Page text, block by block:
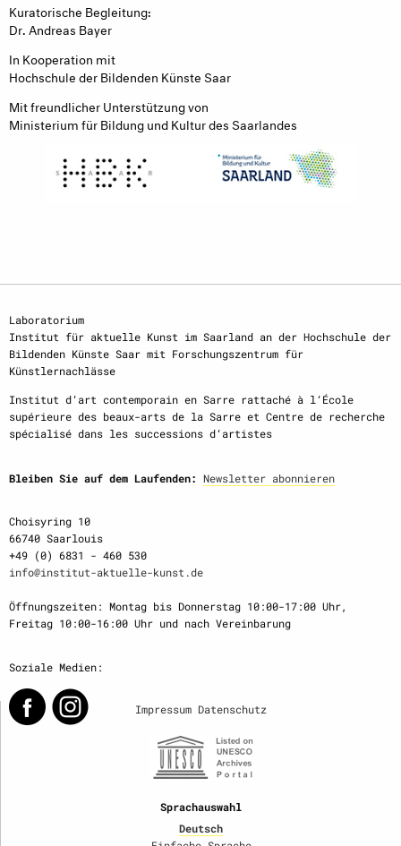
Kuratorische Begleitung:
Dr. Andreas Bayer
In Kooperation mit
Hochschule der Bildenden Künste Saar
Mit freundlicher Unterstützung von
Ministerium für Bildung und Kultur des Saarlandes
Laboratorium
Institut für aktuelle Kunst im Saarland an der Hochschule der
Bildenden Künste Saar mit Forschungszentrum für
Künstlernachlässe
Institut d‘art contemporain en Sarre rattaché à l‘École
supérieure des beaux-arts de la Sarre et Centre de recherche
spécialisé dans les successions d‘artistes
Bleiben Sie auf dem Laufenden: Newsletter abonnieren
Choisyring 10
66740 Saarlouis
+49 (0) 6831 - 460 530
info@institut-aktuelle-kunst.de
Öffnungszeiten: Montag bis Donnerstag 10:00-17:00 Uhr,
Freitag 10:00-16:00 Uhr und nach Vereinbarung
Soziale Medien:
Impressum Datenschutz
Sprachauswahl
Deutsch